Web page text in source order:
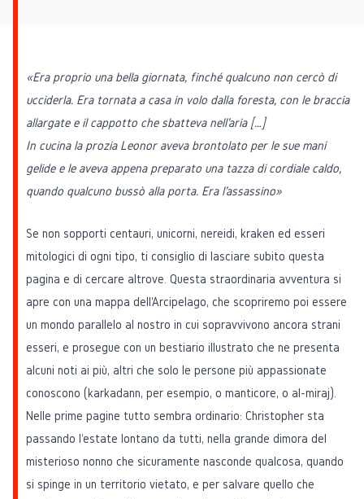
«Era proprio una bella giornata, finché qualcuno non cercò di
ucciderla. Era tornata a casa in volo dalla foresta, con le braccia
allargate e il cappotto che sbatteva nell'aria […]
In cucina la prozia Leonor aveva brontolato per le sue mani
gelide e le aveva appena preparato una tazza di cordiale caldo,
quando qualcuno bussò alla porta. Era l'assassino»
Se non sopporti centauri, unicorni, nereidi, kraken ed esseri
mitologici di ogni tipo, ti consiglio di lasciare subito questa
pagina e di cercare altrove. Questa straordinaria avventura si
apre con una mappa dell'Arcipelago, che scopriremo poi essere
un mondo parallelo al nostro in cui sopravvivono ancora strani
esseri, e prosegue con un bestiario illustrato che ne presenta
alcuni noti ai più, altri che solo le persone più appassionate
conoscono (karkadann, per esempio, o manticore, o al-miraj).
Nelle prime pagine tutto sembra ordinario: Christopher sta
passando l'estate lontano da tutti, nella grande dimora del
misterioso nonno che sicuramente nasconde qualcosa, quando
si spinge in un territorio vietato, e per salvare quello che